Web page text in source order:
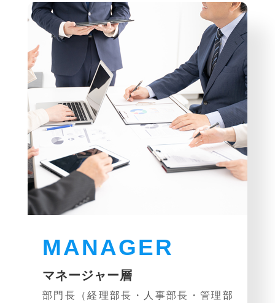
MANAGER
マネージャー層
部門長（経理部長・人事部長・管理部